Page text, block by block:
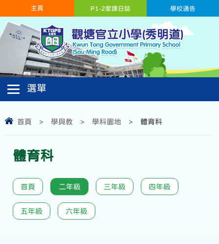
主頁 學校通告
P1-2家課日誌
首頁 > 學與教 > 學科園地 > 體育科
體育科
首頁 二年級 三年級 四年級
五年級 六年級